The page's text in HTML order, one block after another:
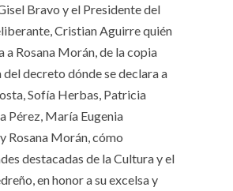
Bravo y el Presidente del
Cristian Aguirre quién
a Rosana Morán, de la copia
decreto dónde se declara a
Sofía Herbas, Patricia
Pérez, María Eugenia
Rosana Morán, cómo
destacadas de la Cultura y el
en honor a su excelsa y